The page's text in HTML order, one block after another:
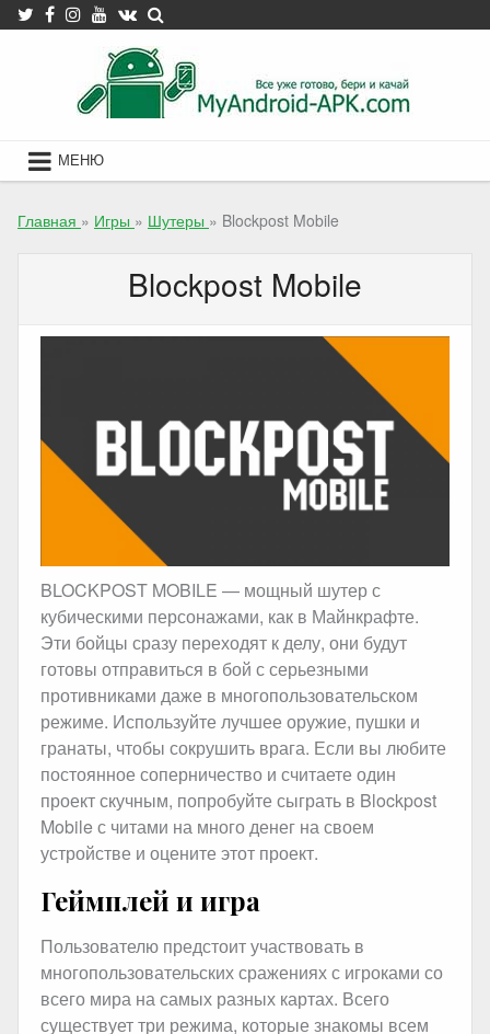
Skip
to
МЕНЮ
Главная » Игры » Шутеры » Blockpost Mobile
Blockpost Mobile
BLOCKPOST MOBILE — мощный шутер с
кубическими персонажами, как в Майнкрафте.
Эти бойцы сразу переходят к делу, они будут
готовы отправиться в бой с серьезными
противниками даже в многопользовательском
режиме. Используйте лучшее оружие, пушки и
гранаты, чтобы сокрушить врага. Если вы любите
постоянное соперничество и считаете один
проект скучным, попробуйте сыграть в Blockpost
Mobile с читами на много денег на своем
устройстве и оцените этот проект.
Геймплей и игра
Пользователю предстоит участвовать в
многопользовательских сражениях с игроками со
всего мира на самых разных картах. Всего
существует три режима, которые знакомы всем